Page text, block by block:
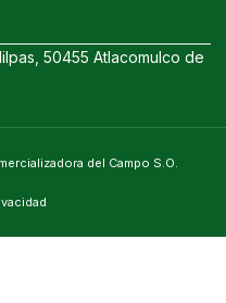
50455 Atlacomulco de
del Campo S.O.